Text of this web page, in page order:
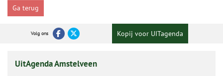
Ga terug
Volg ons Kopij voor UITagenda
UitAgenda Amstelveen